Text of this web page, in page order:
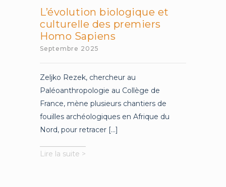
L’évolution biologique et
culturelle des premiers
Homo Sapiens
Septembre 2025
Zeljko Rezek, chercheur au
Paléoanthropologie au Collège de
France, mène plusieurs chantiers de
fouilles archéologiques en Afrique du
Nord, pour retracer [...]
Lire la suite >